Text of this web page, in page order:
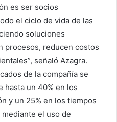
es ser socios
el ciclo de vida de las
soluciones
procesos, reducen costos
señaló Azagra.
de la compañía se
hasta un 40% en los
y un 25% en los tiempos
el uso de